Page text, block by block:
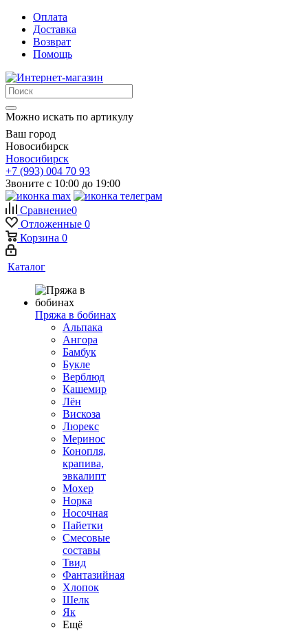
Оплата
Доставка
Возврат
Помощь
Можно искать по артикулу
Ваш город
Новосибирск
Новосибирск
+7 (993) 004 70 93
Звоните с 10:00 до 19:00
Сравнение0
Отложенные 0
Корзина 0
Каталог
Пряжа в бобинах
Альпака
Ангора
Бамбук
Букле
Верблюд
Кашемир
Лён
Вискоза
Люрекс
Меринос
Конопля,
крапива,
эвкалипт
Мохер
Норка
Носочная
Пайетки
Смесовые
составы
Твид
Фантазийная
Хлопок
Шелк
Як
Ещё